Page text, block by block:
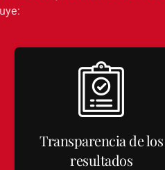
Transparencia de los
resultados